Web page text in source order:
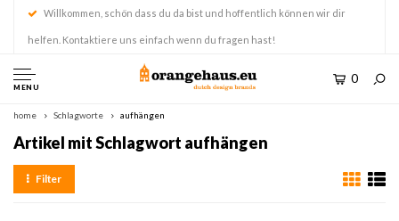
Willkommen, schön dass du da bist und hoffentlich können wir dir
helfen. Kontaktiere uns einfach wenn du fragen hast!
MENU
0
home Schlagworte aufhängen
Artikel mit Schlagwort aufhängen
Filter